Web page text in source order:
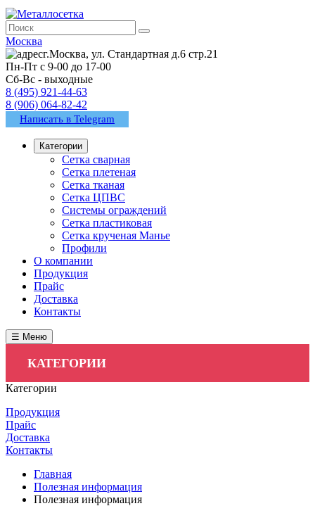
Москва
г.Москва, ул. Стандартная д.6 стр.21
Пн-Пт с 9-00 до 17-00
Сб-Вс - выходные
8 (495) 921-44-63
8 (906) 064-82-42
Написать в Telegram
Категории
Сетка сварная
Сетка плетеная
Сетка тканая
Сетка ЦПВС
Системы ограждений
Сетка пластиковая
Сетка крученая Манье
Профили
О компании
Продукция
Прайс
Доставка
Контакты
☰ Меню
КАТЕГОРИИ
Категории
Продукция
Прайс
Доставка
Контакты
Главная
Полезная информация
Полезная информация